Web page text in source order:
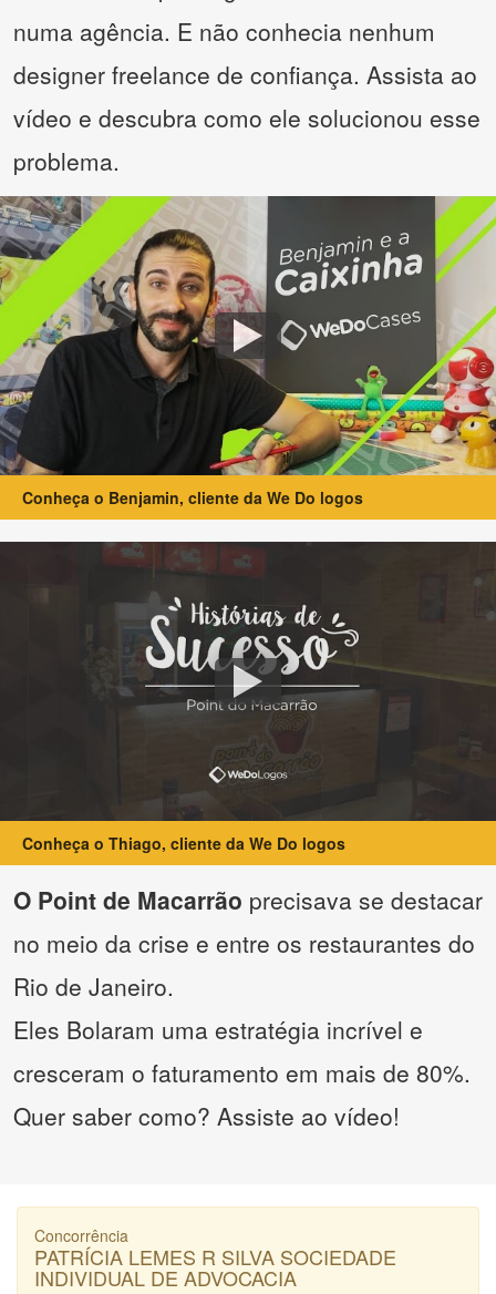
numa agência. E não conhecia nenhum
designer freelance de confiança. Assista ao
vídeo e descubra como ele solucionou esse
problema.
Conheça o Benjamin, cliente da We Do logos
Conheça o Thiago, cliente da We Do logos
O Point de Macarrão precisava se destacar
no meio da crise e entre os restaurantes do
Rio de Janeiro.
Eles Bolaram uma estratégia incrível e
cresceram o faturamento em mais de 80%.
Quer saber como? Assiste ao vídeo!
Concorrência
PATRÍCIA LEMES R SILVA SOCIEDADE
INDIVIDUAL DE ADVOCACIA